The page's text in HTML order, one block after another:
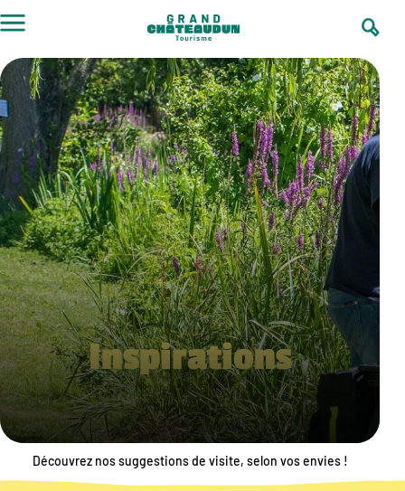
Inspirations
Découvrez nos suggestions de visite, selon vos envies !